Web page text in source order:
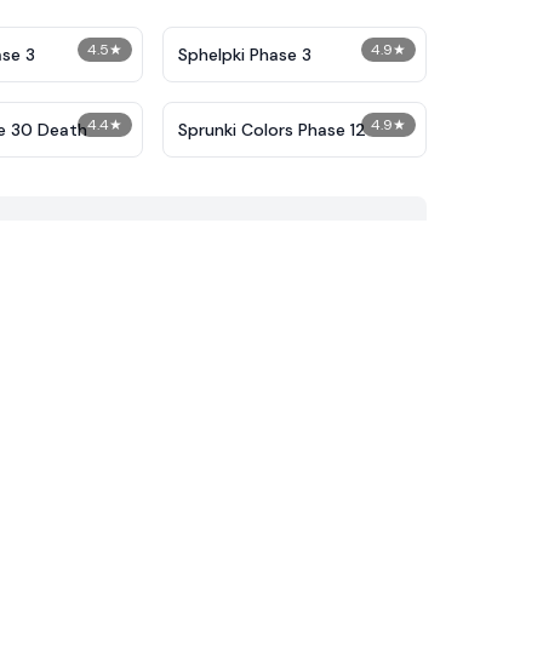
4.5★
3 4.9★
Sphelpki Phase 3
4.4★
30 Death 4.9★
Sprunki Colors Phase 12